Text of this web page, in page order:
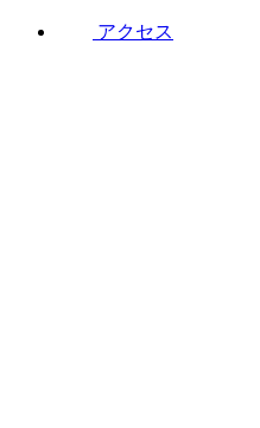
アクセス